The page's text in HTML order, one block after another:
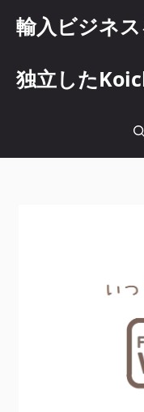
輸入ビジネ
独立した